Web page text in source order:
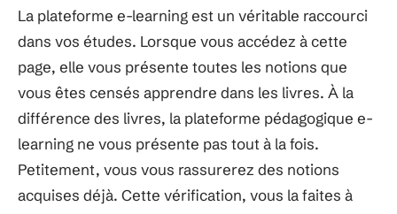
La plateforme e-learning est un véritable raccourci
dans vos études. Lorsque vous accédez à cette
page, elle vous présente toutes les notions que
vous êtes censés apprendre dans les livres. À la
différence des livres, la plateforme pédagogique e-
learning ne vous présente pas tout à la fois.
Petitement, vous vous rassurerez des notions
acquises déjà. Cette vérification, vous la faites à